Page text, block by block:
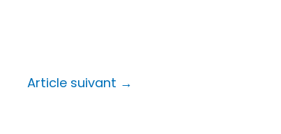
Article suivant →